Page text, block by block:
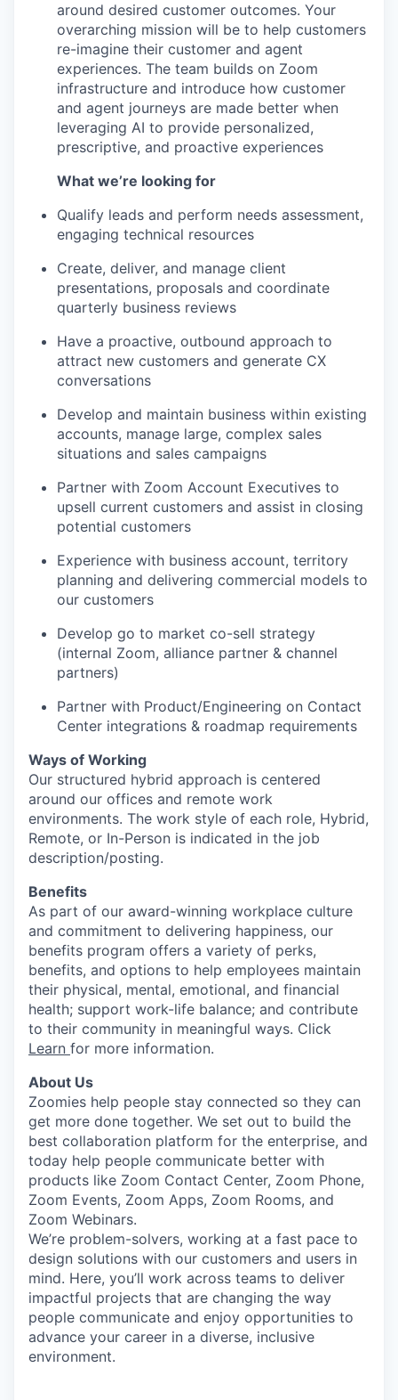
around desired customer outcomes. Your
overarching mission will be to help customers
re-imagine their customer and agent
experiences. The team builds on Zoom
infrastructure and introduce how customer
and agent journeys are made better when
leveraging AI to provide personalized,
prescriptive, and proactive experiences
What we’re looking for
Qualify leads and perform needs assessment,
engaging technical resources
Create, deliver, and manage client
presentations, proposals and coordinate
quarterly business reviews
Have a proactive, outbound approach to
attract new customers and generate CX
conversations
Develop and maintain business within existing
accounts, manage large, complex sales
situations and sales campaigns
Partner with Zoom Account Executives to
upsell current customers and assist in closing
potential customers
Experience with business account, territory
planning and delivering commercial models to
our customers
Develop go to market co-sell strategy
(internal Zoom, alliance partner & channel
partners)
Partner with Product/Engineering on Contact
Center integrations & roadmap requirements
Ways of Working
Our structured hybrid approach is centered
around our offices and remote work
environments. The work style of each role, Hybrid,
Remote, or In-Person is indicated in the job
description/posting.
Benefits
As part of our award-winning workplace culture
and commitment to delivering happiness, our
benefits program offers a variety of perks,
benefits, and options to help employees maintain
their physical, mental, emotional, and financial
health; support work-life balance; and contribute
to their community in meaningful ways. Click
Learn for more information.
About Us
Zoomies help people stay connected so they can
get more done together. We set out to build the
best collaboration platform for the enterprise, and
today help people communicate better with
products like Zoom Contact Center, Zoom Phone,
Zoom Events, Zoom Apps, Zoom Rooms, and
Zoom Webinars.
We’re problem-solvers, working at a fast pace to
design solutions with our customers and users in
mind. Here, you’ll work across teams to deliver
impactful projects that are changing the way
people communicate and enjoy opportunities to
advance your career in a diverse, inclusive
environment.